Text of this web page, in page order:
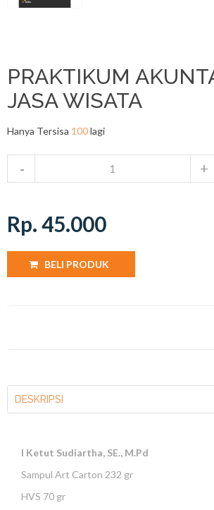
PRAKTIKUM
JASA WISATA
Hanya Tersisa 100lagi
Rp. 45.000
BELI PRODUK
DESKRIPSI
I Ketut Sudiartha, SE., M.Pd
Sampul Art Carton 232 gr
HVS 70 gr